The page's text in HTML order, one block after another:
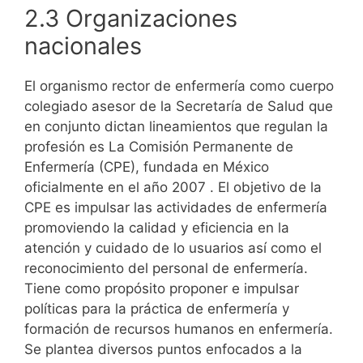
2.3 Organizaciones
nacionales
El organismo rector de enfermería como cuerpo
colegiado asesor de la Secretaría de Salud que
en conjunto dictan lineamientos que regulan la
profesión es La Comisión Permanente de
Enfermería (CPE), fundada en México
oficialmente en el año 2007 . El objetivo de la
CPE es impulsar las actividades de enfermería
promoviendo la calidad y eficiencia en la
atención y cuidado de lo usuarios así como el
reconocimiento del personal de enfermería.
Tiene como propósito proponer e impulsar
políticas para la práctica de enfermería y
formación de recursos humanos en enfermería.
Se plantea diversos puntos enfocados a la